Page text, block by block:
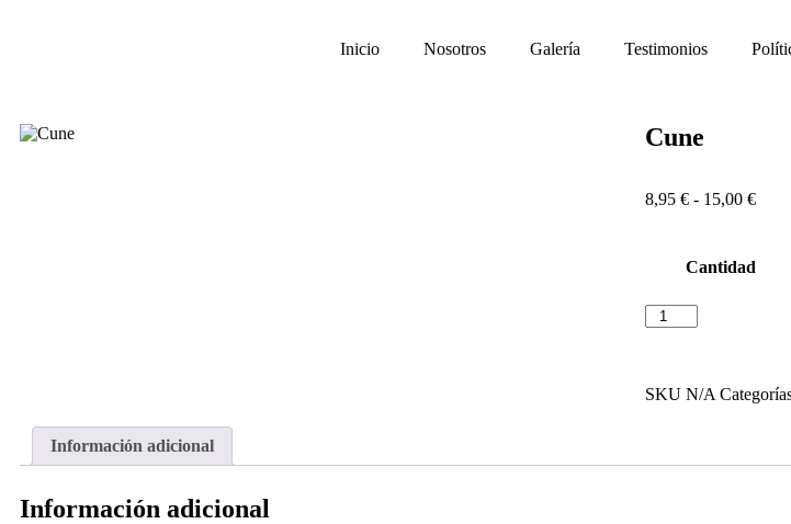
Inicio Nosotros Galería Testimonios
Cune
8,95 € - 15,00 €
Cantidad
SKU N/A
Información adicional
Información adicional